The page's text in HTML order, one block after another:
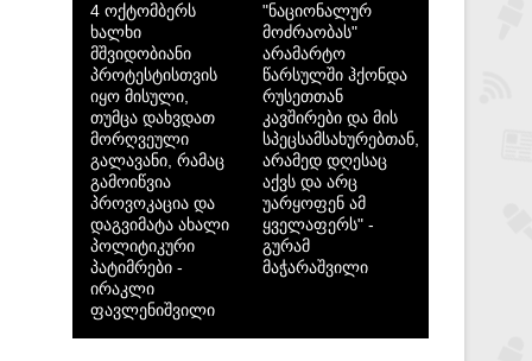
4 ოქტომბერს
ხალხი
მშვიდობიანი
პროტესტისთვის
იყო მისული,
თუმცა დახვდათ
მორღვეული
გალავანი, რამაც
გამოიწვია
პროვოკაცია და
დაგვიმატა ახალი
პოლიტიკური
პატიმრები -
ირაკლი
ფავლენიშვილი
"ნაციონალურ
მოძრაობას"
არამარტო
წარსულში ჰქონდა
რუსეთთან
კავშირები და მის
სპეცსამსახურებთან,
არამედ დღესაც
აქვს და არც
უარყოფენ ამ
ყველაფერს" -
გურამ
მაჭარაშვილი